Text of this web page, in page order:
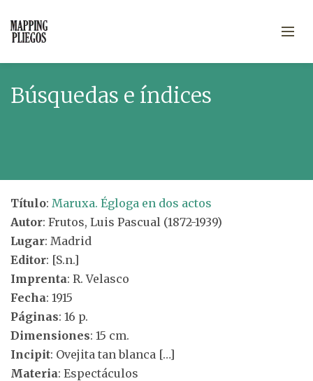
Búsquedas e índices
Título: Maruxa. Égloga en dos actos
Autor: Frutos, Luis Pascual (1872-1939)
Lugar: Madrid
Editor: [S.n.]
Imprenta: R. Velasco
Fecha: 1915
Páginas: 16 p.
Dimensiones: 15 cm.
Incipit: Ovejita tan blanca […]
Materia: Espectáculos